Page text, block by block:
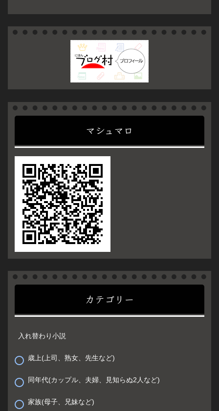
マシュマロ
カテゴリー
入れ替わり小説
歳上(上司、熟女、先生など)
同年代(カップル、夫婦、見知らぬ2人など)
家族(母子、兄妹など)